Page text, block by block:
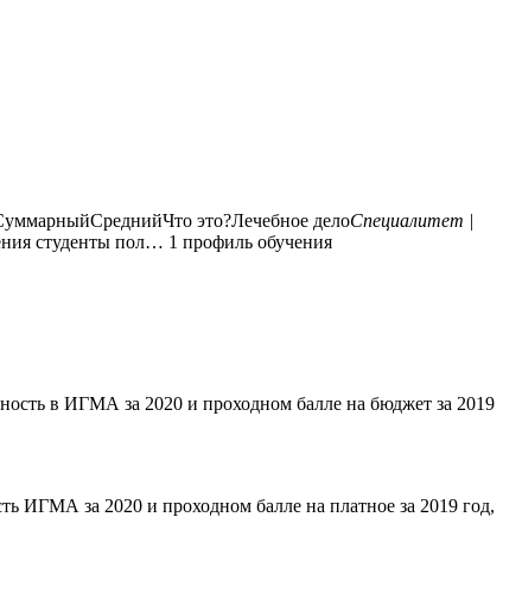
СреднийЧто это?Лечебное делоСпециалитет |
студенты пол… 1 профиль обучения
в ИГМА за 2020 и проходном балле на бюджет за 2019
ИГМА за 2020 и проходном балле на платное за 2019 год,